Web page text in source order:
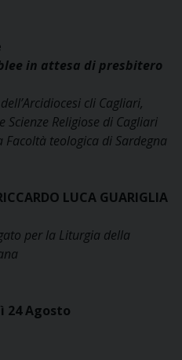
in attesa di presbitero
cli Cagliari,
Scienze Religiose di Cagliari
teologica di Sardegna
LUCA GUARIGLIA
per la Liturgia della
24 Agosto